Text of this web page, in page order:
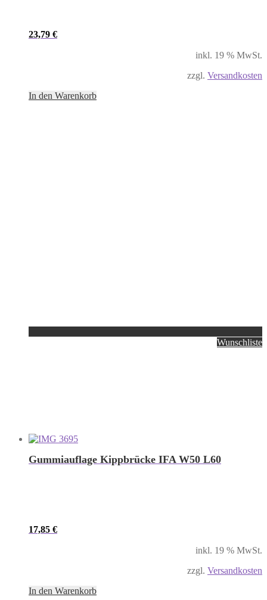
23,79 €
inkl. 19 % MwSt.
zzgl. Versandkosten
In den Warenkorb
Wunschliste
Gummiauflage Kippbrücke IFA W50 L60
17,85 €
inkl. 19 % MwSt.
zzgl. Versandkosten
In den Warenkorb